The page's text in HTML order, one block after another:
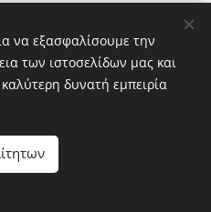
να εξασφαλίσουμε την
των ιστοσελίδων μας και
δυνατή εμπειρία